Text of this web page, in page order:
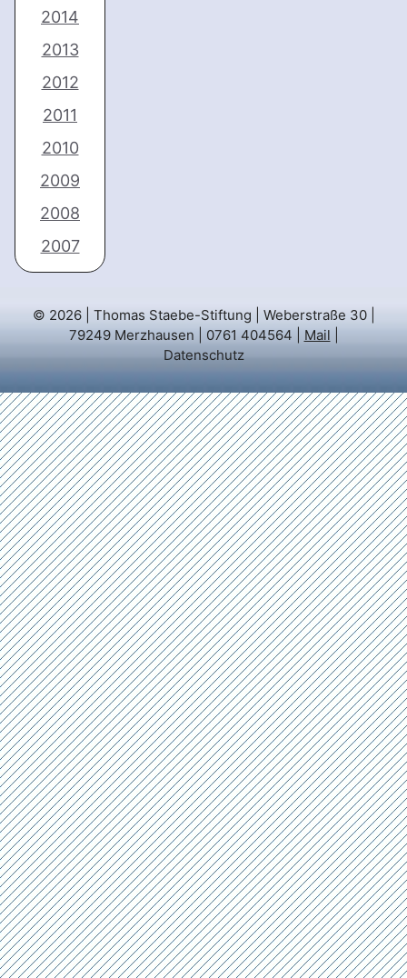
2014
2013
2012
2011
2010
2009
2008
2007
© 2026 | Thomas Staebe-Stiftung | Weberstraße 30 |
79249 Merzhausen | 0761 404564 | Mail
Datenschutz